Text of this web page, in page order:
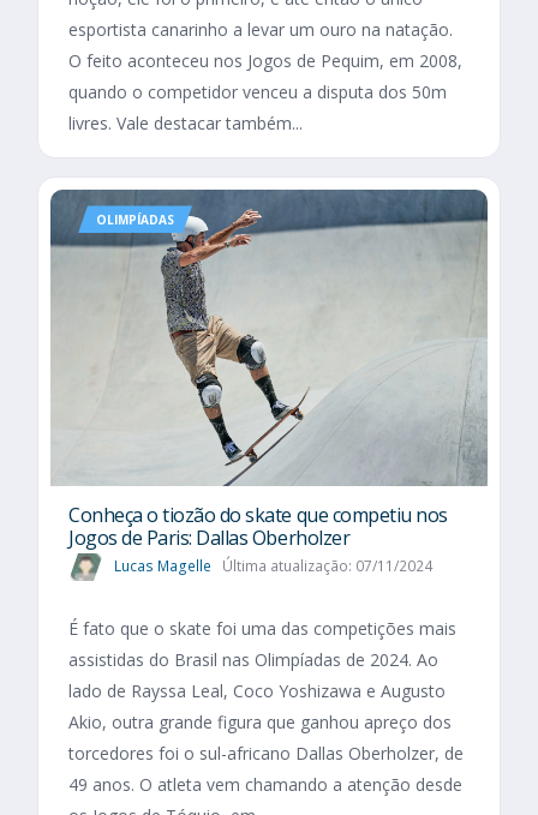
esportista canarinho a levar um ouro na natação.
O feito aconteceu nos Jogos de Pequim, em 2008,
quando o competidor venceu a disputa dos 50m
livres. Vale destacar também...
OLIMPÍADAS
Conheça o tiozão do skate que competiu nos
Jogos de Paris: Dallas Oberholzer
Lucas Magelle Última atualização: 07/11/2024
É fato que o skate foi uma das competições mais
assistidas do Brasil nas Olimpíadas de 2024. Ao
lado de Rayssa Leal, Coco Yoshizawa e Augusto
Akio, outra grande figura que ganhou apreço dos
torcedores foi o sul-africano Dallas Oberholzer, de
49 anos. O atleta vem chamando a atenção desde